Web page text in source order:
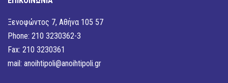
Ξενοφώντος 7, Αθήνα 105 57
Phone: 210 3230362-3
Fax: 210 3230361
mail: anoihtipoli@anoihtipoli.gr